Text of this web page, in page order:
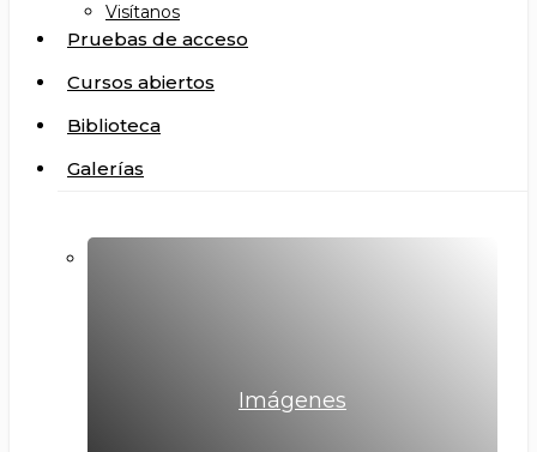
Visítanos
Pruebas de acceso
Cursos abiertos
Biblioteca
Galerías
Imágenes